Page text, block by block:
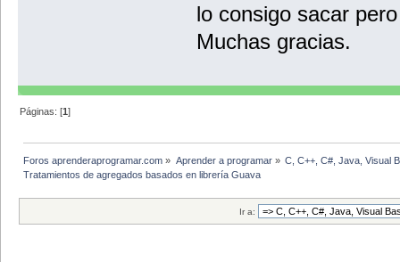
lo consigo sacar
Muchas gracias.
Páginas: [1]
Foros aprenderaprogramar.com » Aprender a programar» C, C++, C#, Java, Visual
Tratamientos de agregados basados en librería Guava
Ir a: